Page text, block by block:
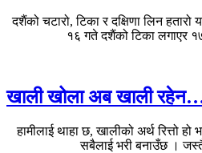
दशैंको चटारो, टिका र दक्षिणा लिन
१६ गते दशैंको टिका लगाएर
खाली खोला अब खाली
हामीलाई थाहा छ, खालीको अर्थ रित्तो
सबैलाई भरी बनाउँछ ।